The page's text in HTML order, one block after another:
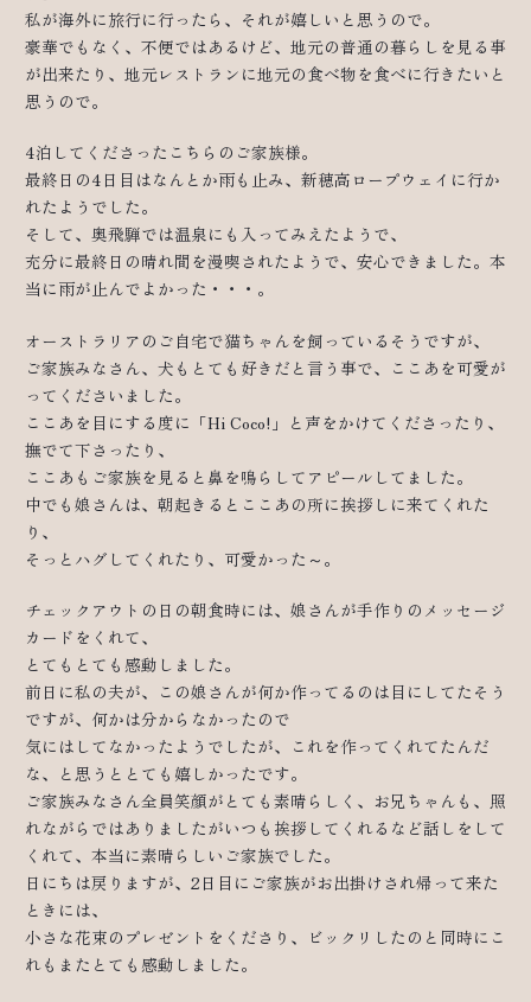
私が海外に旅行に行ったら、それが嬉しいと思うので。
豪華でもなく、不便ではあるけど、地元の普通の暮らしを見る事
が出来たり、地元レストランに地元の食べ物を食べに行きたいと
思うので。
4泊してくださったこちらのご家族様。
最終日の4日目はなんとか雨も止み、新穂高ロープウェイに行か
れたようでした。
そして、奥飛騨では温泉にも入ってみえたようで、
充分に最終日の晴れ間を漫喫されたようで、安心できました。本
当に雨が止んでよかった・・・。
オーストラリアのご自宅で猫ちゃんを飼っているそうですが、
ご家族みなさん、犬もとても好きだと言う事で、ここあを可愛が
ってくださいました。
ここあを目にする度に「Hi Coco!」と声をかけてくださったり、
撫でて下さったり、
ここあもご家族を見ると鼻を鳴らしてアピールしてました。
中でも娘さんは、朝起きるとここあの所に挨拶しに来てくれた
り、
そっとハグしてくれたり、可愛かった～。
チェックアウトの日の朝食時には、娘さんが手作りのメッセージ
カードをくれて、
とてもとても感動しました。
前日に私の夫が、この娘さんが何か作ってるのは目にしてたそう
ですが、何かは分からなかったので
気にはしてなかったようでしたが、これを作ってくれてたんだ
な、と思うととても嬉しかったです。
ご家族みなさん全員笑顔がとても素晴らしく、お兄ちゃんも、照
れながらではありましたがいつも挨拶してくれるなど話しをして
くれて、本当に素晴らしいご家族でした。
日にちは戻りますが、2日目にご家族がお出掛けされ帰って来た
ときには、
小さな花束のプレゼントをくださり、ビックリしたのと同時にこ
れもまたとても感動しました。